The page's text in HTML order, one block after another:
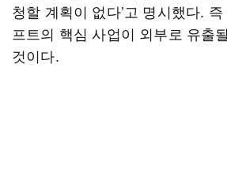
청할 계획이 없다’고 명시했다.
프트의 핵심 사업이 외부로 유출
것이다.